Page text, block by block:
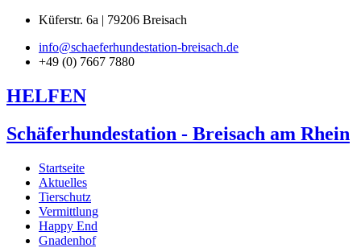
Küferstr. 6a | 79206 Breisach
info@schaeferhundestation-breisach.de
+49 (0) 7667 7880
HELFEN
Schäferhundestation - Breisach am Rhein
Startseite
Aktuelles
Tierschutz
Vermittlung
Happy End
Gnadenhof